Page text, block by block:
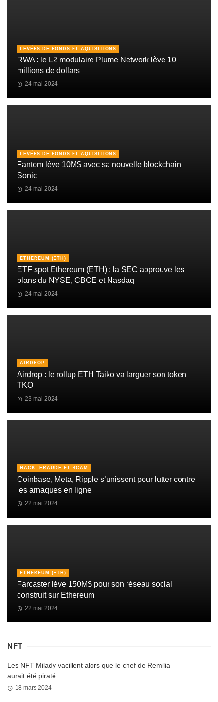
LEVÉES DE FONDS ET AQUISITIONS
RWA : le L2 modulaire Plume Network lève 10
millions de dollars
24 mai 2024
LEVÉES DE FONDS ET AQUISITIONS
Fantom lève 10M$ avec sa nouvelle blockchain
Sonic
24 mai 2024
ETHEREUM (ETH)
ETF spot Ethereum (ETH) : la SEC approuve les
plans du NYSE, CBOE et Nasdaq
24 mai 2024
AIRDROP
Airdrop : le rollup ETH Taiko va larguer son token
TKO
23 mai 2024
HACK, FRAUDE ET SCAM
Coinbase, Meta, Ripple s’unissent pour lutter contre
les arnaques en ligne
22 mai 2024
ETHEREUM (ETH)
Farcaster lève 150M$ pour son réseau social
construit sur Ethereum
22 mai 2024
NFT
Les NFT Milady vacillent alors que le chef de Remilia
aurait été piraté
18 mars 2024